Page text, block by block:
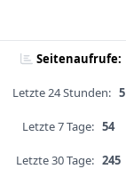
Seitenaufrufe:
Letzte 24 Stunden: 5
Letzte 7 Tage: 54
Letzte 30 Tage: 245